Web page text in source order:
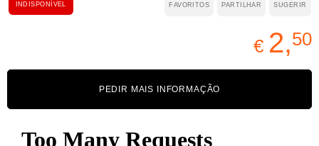
INDISPONÍVEL SUGERIR
PARTILHAR
FAVORITOS
€ 2,50
PEDIR MAIS INFORMAÇÃO